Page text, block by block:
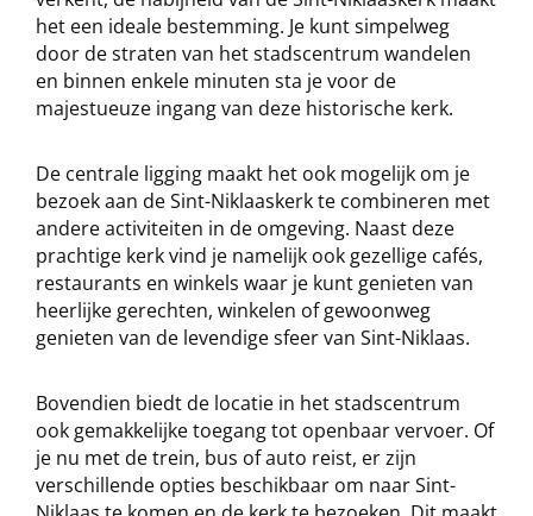
het een ideale bestemming. Je kunt simpelweg
door de straten van het stadscentrum wandelen
en binnen enkele minuten sta je voor de
majestueuze ingang van deze historische kerk.
De centrale ligging maakt het ook mogelijk om je
bezoek aan de Sint-Niklaaskerk te combineren met
andere activiteiten in de omgeving. Naast deze
prachtige kerk vind je namelijk ook gezellige cafés,
restaurants en winkels waar je kunt genieten van
heerlijke gerechten, winkelen of gewoonweg
genieten van de levendige sfeer van Sint-Niklaas.
Bovendien biedt de locatie in het stadscentrum
ook gemakkelijke toegang tot openbaar vervoer. Of
je nu met de trein, bus of auto reist, er zijn
verschillende opties beschikbaar om naar Sint-